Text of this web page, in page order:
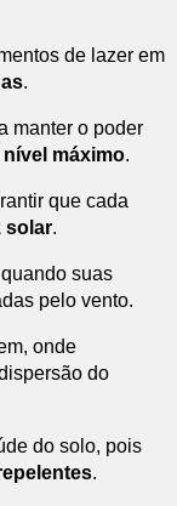
de lazer em
.
manter o poder
nível máximo.
que cada
solar.
suas
pelo vento.
onde
do
do solo, pois
.